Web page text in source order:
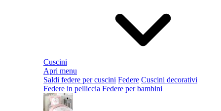
Cuscini
Apri menu
Saldi federe per cuscini Federe Cuscini decorativi
Federe in pelliccia Federe per bambini